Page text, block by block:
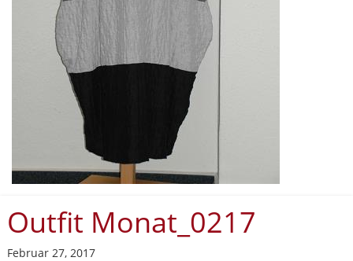
Outfit Monat_0217
Februar 27, 2017